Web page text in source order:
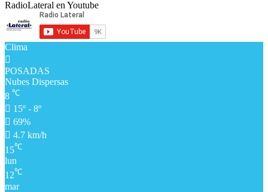
RadioLateral en Youtube
Clima
POSADAS
Nubes Dispersas
8 ℃
15º - 8º
69%
4.7 km/h
15℃
lun
12℃
mar